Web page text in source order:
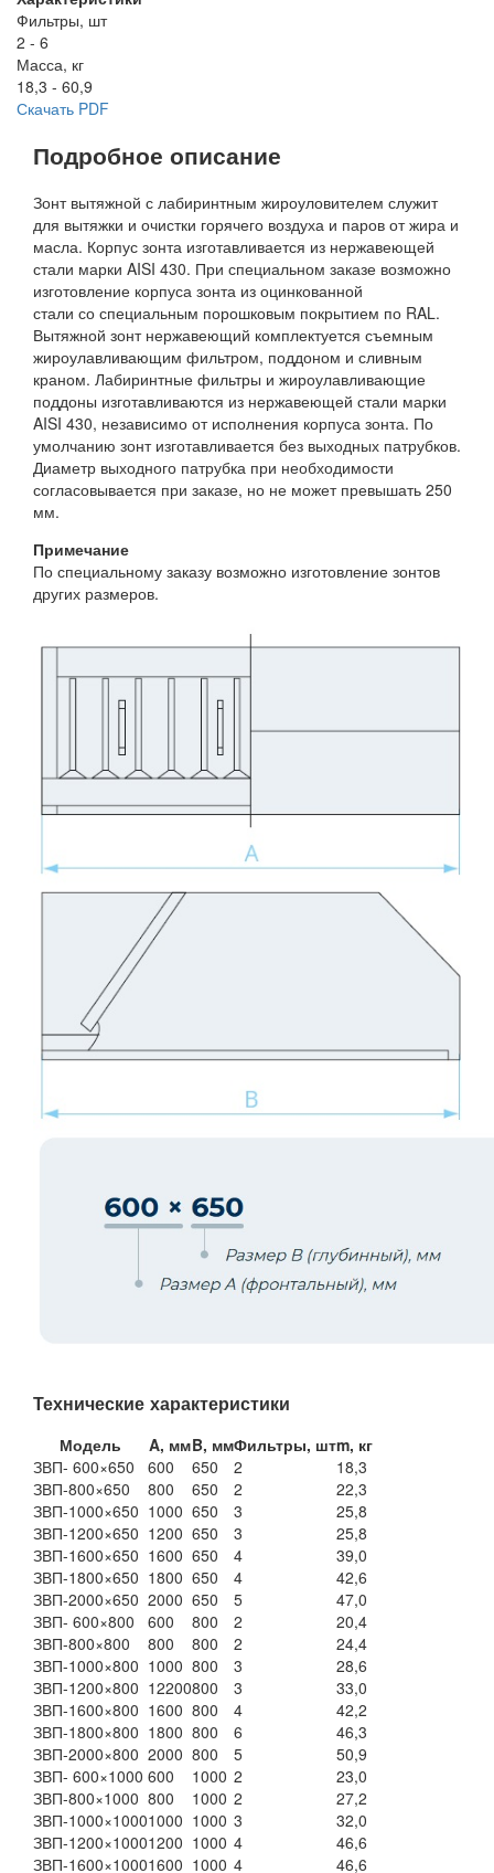
Фильтры, шт
2 - 6
Масса, кг
18,3 - 60,9
Скачать PDF
Подробное описание
Зонт вытяжной с лабиринтным жироуловителем служит
для вытяжки и очистки горячего воздуха и паров от жира и
масла. Корпус зонта изготавливается из нержавеющей
стали марки AISI 430. При специальном заказе возможно
изготовление корпуса зонта из оцинкованной
стали со специальным порошковым покрытием по RAL.
Вытяжной зонт нержавеющий комплектуется съемным
жироулавливающим фильтром, поддоном и сливным
краном. Лабиринтные фильтры и жироулавливающие
поддоны изготавливаются из нержавеющей стали марки
AISI 430, независимо от исполнения корпуса зонта. По
умолчанию зонт изготавливается без выходных патрубков.
Диаметр выходного патрубка при необходимости
согласовывается при заказе, но не может превышать 250
мм.
Примечание
По специальному заказу возможно изготовление зонтов
других размеров.
Технические характеристики
Модель A, ммB, ммФильтры, штm, кг
ЗВП- 600×650
600 650 2
18,3
ЗВП-800×650
800 650 2
22,3
ЗВП-1000×650 1000 650 3
25,8
ЗВП-1200×650 1200 650 3
25,8
ЗВП-1600×650 1600 650 4
39,0
ЗВП-1800×650 1800 650 4
42,6
ЗВП-2000×650 2000 650 5
47,0
ЗВП- 600×800
600 800 2
20,4
ЗВП-800×800
800 800 2
24,4
ЗВП-1000×800 1000 800 3
28,6
ЗВП-1200×800 12200800 3
33,0
ЗВП-1600×800 1600 800 4
42,2
ЗВП-1800×800 1800 800 6
46,3
ЗВП-2000×800 2000 800 5
50,9
ЗВП- 600×1000 600 1000 2
23,0
ЗВП-800×1000 800 1000 2
27,2
ЗВП-1000×10001000 1000 3
32,0
ЗВП-1200×10001200 1000 4
46,6
ЗВП-1600×10001600 1000 4 46,6